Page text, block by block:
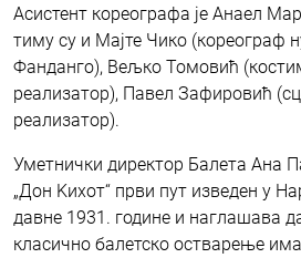
Асистент кореографа је Анаел
тиму су и Мајте Чико (кореограф
Фанданго), Вељко Томовић
реализатор), Павел Зафировић
реализатор).
Уметнички директор Балета Ана
„Дон Kихот“ први пут изведен у
давне 1931. године и наглашава
класично балетско остварење